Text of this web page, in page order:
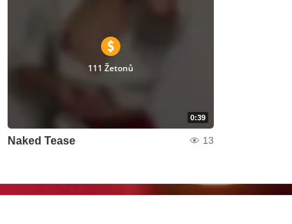
0:39
111 Žetonů
Naked Tease 13